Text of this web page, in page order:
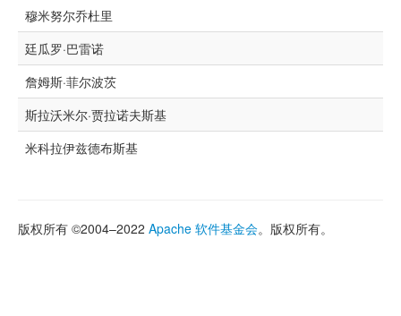
穆米努尔乔杜里
廷瓜罗·巴雷诺
詹姆斯·菲尔波茨
斯拉沃米尔·贾拉诺夫斯基
米科拉伊兹德布斯基
版权所有 ©2004–2022 Apache 软件基金会。版权所有。